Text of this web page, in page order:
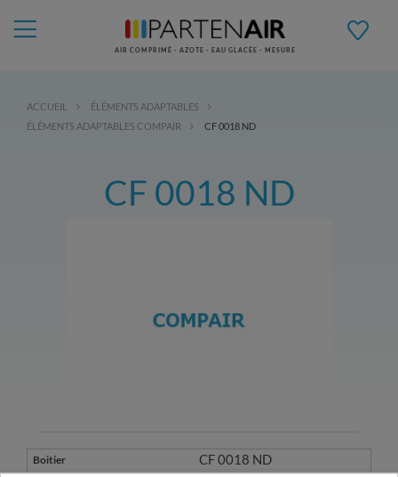
AIR COMPRIMÉ - AZOTE - EAU GLACÉE - MESURE
ACCUEIL
ÉLÉMENTS ADAPTABLES
ÉLÉMENTS ADAPTABLES COMPAIR
CF 0018 ND
CF 0018 ND
CF 0018 ND